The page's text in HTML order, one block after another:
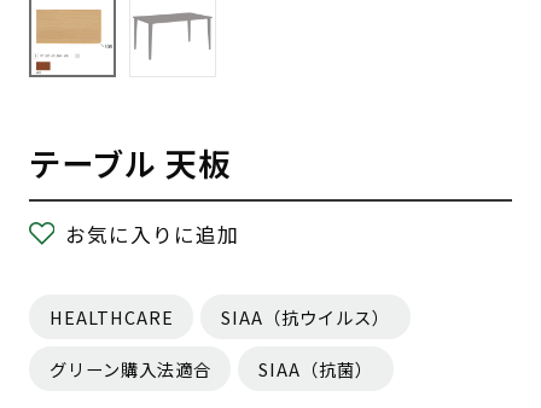
テーブル 天板
お気に入りに追加
HEALTHCARE SIAA（抗ウイルス）
グリーン購入法適合 SIAA（抗菌）